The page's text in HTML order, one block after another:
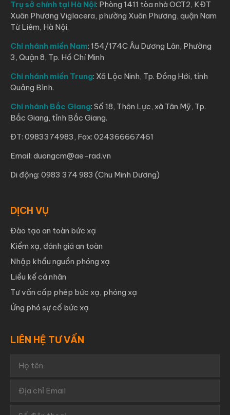
Trụ sở chính tại Hà Nội: Phòng 1411 tòa nhà OCT2, KĐT
Xuân Phương Viglacera, phường Xuân Phương, quận Nam
Từ Liêm, Hà Nội.
Chi nhánh miền Nam: 154/174C Âu Dương Lân, Phường
3, Quận 8, Tp. Hồ Chí Minh
Chi nhánh miền Trung: Xã Lộc Ninh, Tp. Đồng Hới, tỉnh
Quảng Bình.
Chi nhánh Bắc Giang: Số 18, Thôn Lực, xã Tân Mỹ, Tp.
Bắc Giang, tỉnh Bắc Giang.
ĐT: 0983374983, Fax: 024366667461
Email: duongcm@ae-rad.vn
Di động: 0983 374 983 (Chu Minh Dương)
DỊCH VỤ
Đào tạo an toàn bức xạ
Kiểm xạ, đánh giá an toàn
Nhập khẩu nguồn phóng xạ
Liều kế cá nhân
Tư vấn cấp phép bức xạ, phóng xạ
Ứng phó sự cố bức xạ
LIÊN HỆ TƯ VẤN